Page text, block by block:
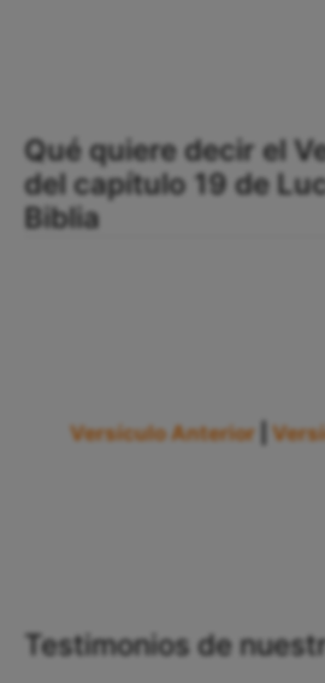
Qué quiere decir el
del capítulo 19 de
Biblia
Versículo Anterior
Testimonios de